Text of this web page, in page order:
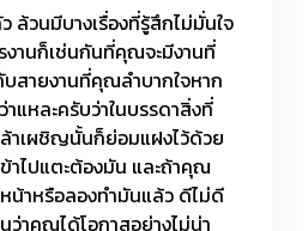
ล้วนมีบางเรื่องที่รู้สึกไม่มั่นใจ
งานก็เช่นกันที่คุณจะมีงานที่
สายงานที่คุณลำบากใจหาก
แหละครับว่าในบรรดาสิ่งที่
เผชิญนั้นก็ย่อมแฝงไว้ด้วย
าไปแตะต้องมัน และถ้าคุณ
น้าหรือลองทำมันแล้ว ดีไม่ดี
ว่าคุณได้โอกาสอย่างไม่น่า